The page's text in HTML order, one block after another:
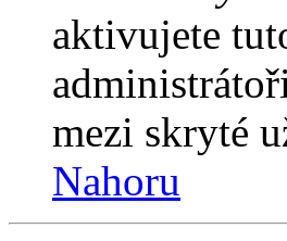
aktivujete
mezi skryté
Nahoru